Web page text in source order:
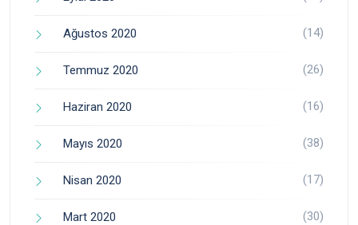
Ağustos 2020 (14)
Temmuz 2020 (26)
Haziran 2020 (16)
Mayıs 2020 (38)
Nisan 2020 (17)
Mart 2020 (30)